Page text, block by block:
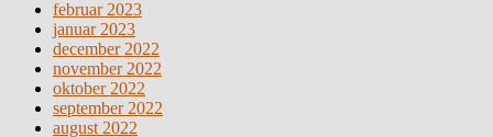
februar 2023
januar 2023
december 2022
november 2022
oktober 2022
september 2022
august 2022